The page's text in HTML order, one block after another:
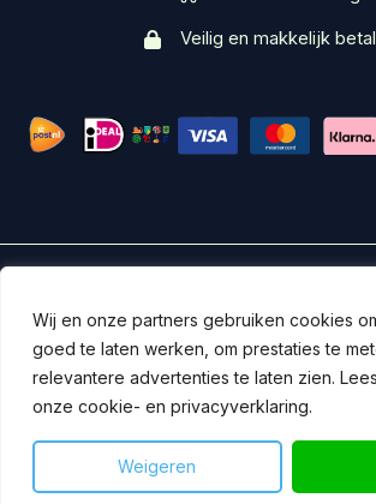
Wij en onze partners gebruiken cookies
goed te laten werken, om prestaties te
relevantere advertenties te laten zien. Lees
onze cookie- en privacyverklaring.
Weigeren
Veilig en makkelijk
Copyright © 2026 DUIX
Algemene Voorwaarden
Powered by DUIX